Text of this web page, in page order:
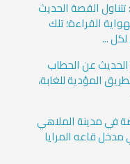
القصة الحديث
القراءة؛ تلك
...
الحديث عن الحطاب
المؤدية للغابة،
في مدينة الملاهي
مدخل قاعه المرايا